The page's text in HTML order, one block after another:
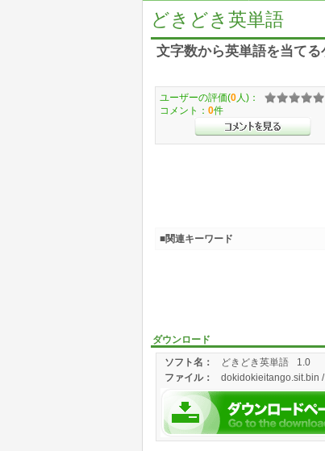
どきどき英単語
文字数から英単語を当てる
ダウンロード
ソフト名：
どきどき英単語 1.0
ファイル： dokidokieitango.sit.bin
ユーザーの評価(0 人)：
コメント： 0件
■関連キーワード